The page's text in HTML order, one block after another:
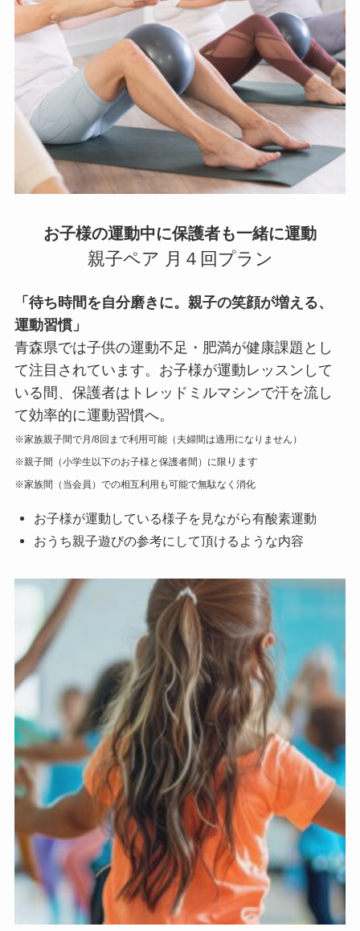
お子様の運動中に保護者も一緒に運動
親子ペア 月４回プラン
「待ち時間を自分磨きに。親子の笑顔が増える、
運動習慣」
青森県では子供の運動不足・肥満が健康課題とし
て注目されています。お子様が運動レッスンして
いる間、保護者はトレッドミルマシンで汗を流し
て効率的に運動習慣へ。
※家族親子間で月/8回まで利用可能（夫婦間は適用になりません）
※親子間（小学生以下のお子様と保護者間）に限 ります
※家族間（当会員）での相互利用も可能で無駄なく消化
お子様が運動している様子を見ながら有酸素運動
おうち親子遊びの参考にして頂けるような内容